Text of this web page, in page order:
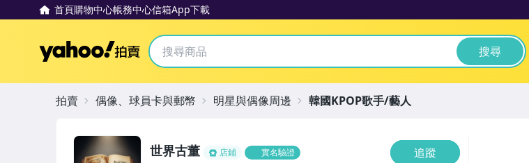
首頁購物中心帳務中心信箱App下載
Yahoo拍賣 搜尋
世界古董 店鋪 實名驗證 追蹤
拍賣 偶像、球員卡與郵幣 明星與偶像周邊 韓國KPOP歌手/藝人